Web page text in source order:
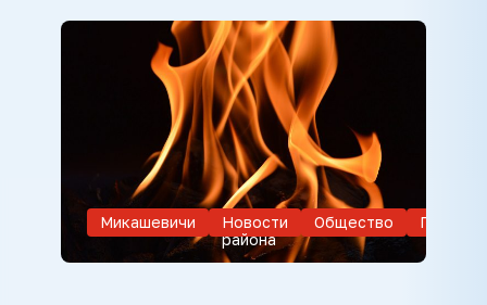
Микашевичи
Новости
района
Общество